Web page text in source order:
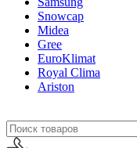
Snowcap
Midea
Gree
EuroKlimat
Royal Clima
Ariston